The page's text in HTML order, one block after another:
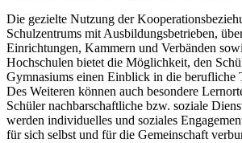
Die gezielte Nutzung der
Schulzentrums mit Ausbildungsbetrieben,
Einrichtungen, Kammern und Verbänden
Hochschulen bietet die Möglichkeit, den
Gymnasiums einen Einblick in die berufliche
Des Weiteren können auch besondere
Schüler nachbarschaftliche bzw. soziale
werden individuelles und soziales
für sich selbst und für die Gemeinschaft